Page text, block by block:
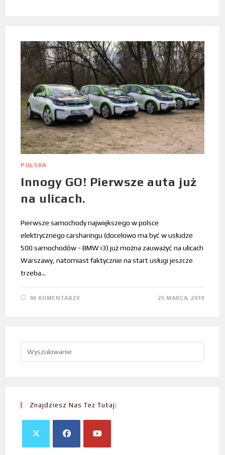
POLSKA
Innogy GO! Pierwsze auta już
na ulicach.
Pierwsze samochody największego w polsce
elektrycznego carsharingu (docelowo ma być w usłudze
500 samochodów - BMW i3) już można zauważyć na ulicach
Warszawy, natomiast faktycznie na start usługi jeszcze
trzeba…
94 KOMENTARZE 25 MARCA, 2019
Znajdziesz Nas Też Tutaj: